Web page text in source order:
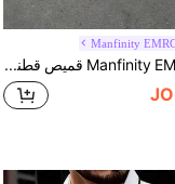
Manfinity
Manfinity EMRG قميص قطني بأكمام طويلة مطبوع عليه حرف للرجال ذوي الحجم الكبير